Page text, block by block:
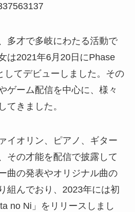
多才で多岐にわたる活動で
は2021年6月20日にPhase
してデビューしました。その
ゲーム配信を中心に、様々
てきました。
イオリン、ピアノ、ギター
その才能を配信で披露して
曲の発表やオリジナル曲の
組んでおり、2023年には初
no Ni」をリリースしまし